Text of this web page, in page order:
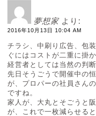
夢想家 より:
2016年10月13日 10:04 AM
チラシ、中刷り広告、包
ぐにはコストが二重に掛
経営者としては当然の判断
先日そうごうで開催中の
が、プロパーの社員さん
ですね。
家人が、大丸とそごうと
が、これで一枚減らせる